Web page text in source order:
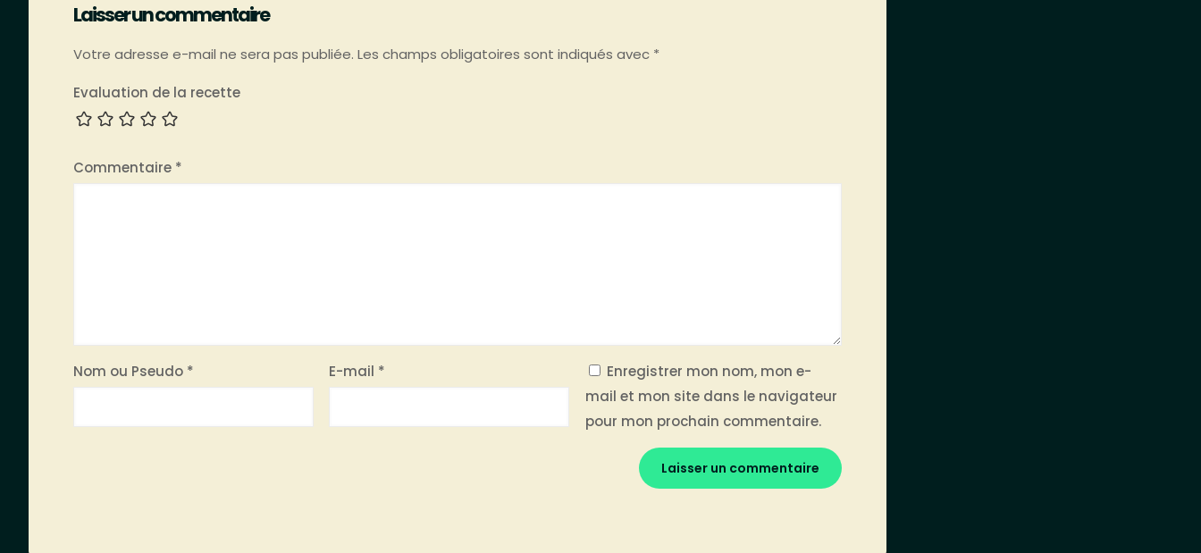
Laisser un commentaire
Votre adresse e-mail ne sera pas publiée. Les champs obligatoires sont indiqués avec *
Evaluation de la recette
Commentaire *
Nom ou Pseudo * E-mail *
Enregistrer mon nom, mon e-
mail et mon site dans le navigateur
pour mon prochain commentaire.